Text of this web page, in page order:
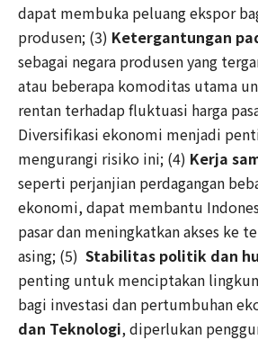
dapat membuka peluang ekspor
produsen; (3) Ketergantungan
sebagai negara produsen yang
atau beberapa komoditas utama
rentan terhadap fluktuasi harga
Diversifikasi ekonomi menjadi
mengurangi risiko ini; (4) Kerja
seperti perjanjian perdagangan
ekonomi, dapat membantu
pasar dan meningkatkan akses ke
asing; (5) Stabilitas politik dan
penting untuk menciptakan
bagi investasi dan pertumbuhan
dan Teknologi, diperlukan